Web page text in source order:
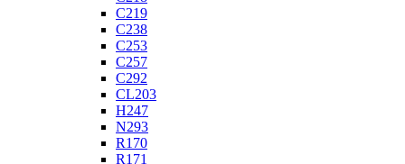
C219
C238
C253
C257
C292
CL203
H247
N293
R170
R171